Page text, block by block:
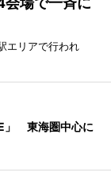
エリアで行われ
」 東海圏中心に